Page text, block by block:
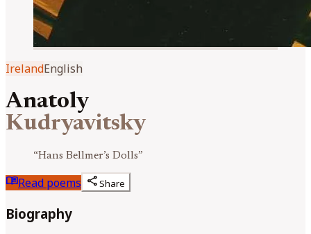
IrelandEnglish
Anatoly
Kudryavitsky
“Hans Bellmer’s Dolls”
menu_bookRead poems shareShare
Biography